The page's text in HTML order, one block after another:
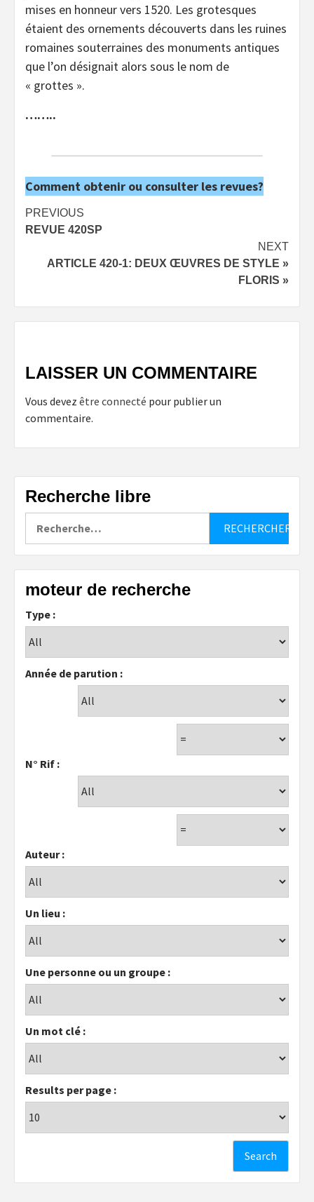
mises en honneur vers 1520. Les grotesques
étaient des ornements découverts dans les ruines
romaines souterraines des monuments antiques
que l’on désignait alors sous le nom de
« grottes ».
……..
Comment obtenir ou consulter les revues?
Post
navigation
PREVIOUS
REVUE 420SP
NEXT
ARTICLE 420-1: DEUX ŒUVRES DE STYLE »
FLORIS »
LAISSER UN COMMENTAIRE
Vous devez être connecté pour publier un
commentaire.
Recherche libre
moteur de recherche
Type :
Année de parution :
N° Rif :
Auteur :
Un lieu :
Une personne ou un groupe :
Un mot clé :
Results per page :